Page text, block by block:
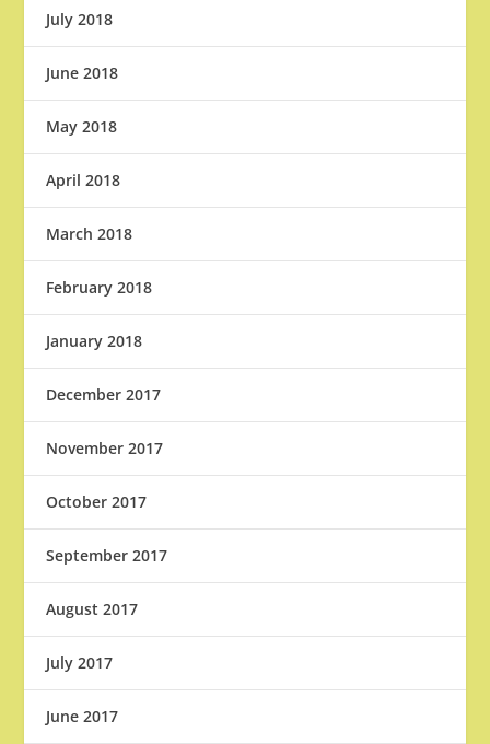
July 2018
June 2018
May 2018
April 2018
March 2018
February 2018
January 2018
December 2017
November 2017
October 2017
September 2017
August 2017
July 2017
June 2017